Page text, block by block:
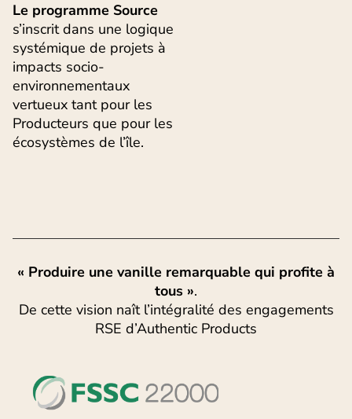
Le programme Source
s’inscrit dans une logique
systémique de projets à
impacts socio-
environnementaux
vertueux tant pour les
Producteurs que pour les
écosystèmes de l’île.
« Produire une vanille remarquable qui profite à
tous ».
De cette vision naît l’intégralité des engagements
RSE d’Authentic Products